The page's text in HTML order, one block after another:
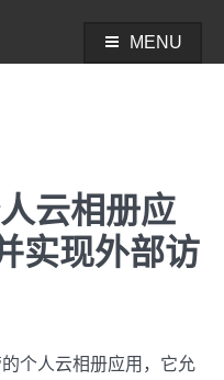
MENU
云相册应
实现外部访
个人云相册应用，它允